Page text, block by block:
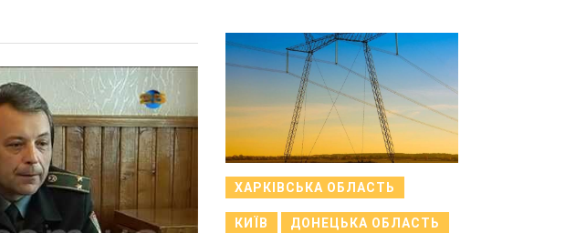
ХАРКІВСЬКА ОБЛАСТЬ
КИЇВ ДОНЕЦЬКА ОБЛАСТЬ